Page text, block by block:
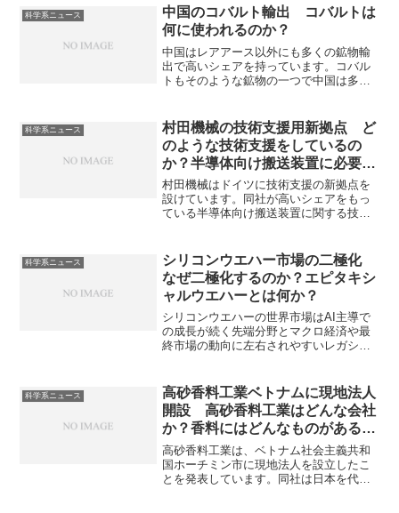
慎重な姿勢を示していることも報じられ
ています。支援の理由とキオクシアが慎
重になる理由を知ることができます。
科学系ニュース
中国のコバルト輸出 コバルトは
何に使われるのか？
中国はレアアース以外にも多くの鉱物輸
出で高いシェアを持っています。コバル
トもそのような鉱物の一つで中国は多く
ばコバルト製品の輸出に制限をかける可
能性も充分にあります。コバルトが何に
使われるのかを知ることができます。
科学系ニュース
村田機械の技術支援用新拠点 ど
のような技術支援をしているの
か？半導体向け搬送装置に必要な
ものは何か？
村田機械はドイツに技術支援の新拠点を
設けています。同社が高いシェアをもっ
ている半導体向け搬送装置に関する技術
99.999%以上の高稼働率、精密な位置決
めと振動抑制などの高い特性が求められ
ます。村田機械の強み、高い稼働率に必
要な項目を知ることができます。
科学系ニュース
シリコンウエハー市場の二極化
なぜ二極化するのか？エピタキシ
ャルウエハーとは何か？
シリコンウエハーの世界市場はAI主導で
の成長が続く先端分野とマクロ経済や最
終市場の動向に左右されやすいレガシー
タキシャルウエハーとは何か知ることが
できます。
科学系ニュース
高砂香料工業ベトナムに現地法人
開設 高砂香料工業はどんな会社
か？香料にはどんなものがあるの
か？
高砂香料工業は、ベトナム社会主義共和
国ホーチミン市に現地法人を設立したこ
とを発表しています。同社は日本を代表